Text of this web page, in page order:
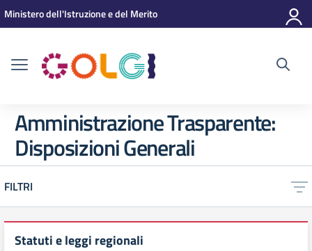
Vai ai contenuti
Vai al menu di navigazione
Vai al footer
Ministero dell'Istruzione e del Merito
Amministrazione Trasparente:
Disposizioni Generali
FILTRI
Statuti e leggi regionali